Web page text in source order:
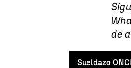
de
Sueldazo